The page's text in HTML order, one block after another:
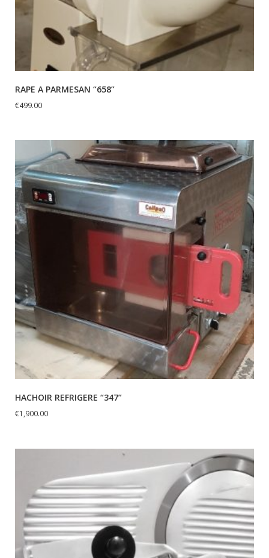
RAPE A PARMESAN “658”
€499.00
HACHOIR REFRIGERE “347”
€1,900.00